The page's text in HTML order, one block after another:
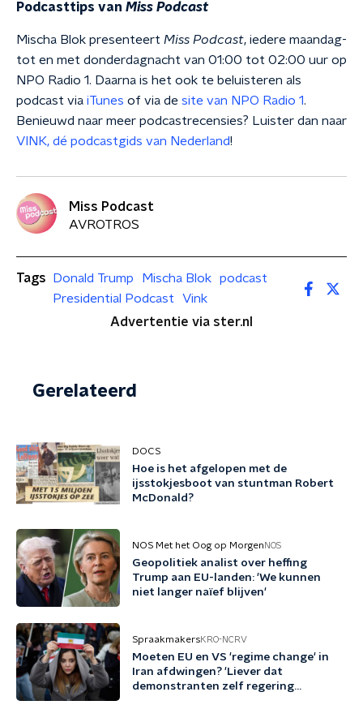
Podcasttips van Miss Podcast
Mischa Blok presenteert Miss Podcast, iedere maandag-
tot en met donderdagnacht van 01:00 tot 02:00 uur op
NPO Radio 1. Daarna is het ook te beluisteren als
podcast via iTunes of via de site van NPO Radio 1.
Benieuwd naar meer podcastrecensies? Luister dan naar
VINK, dé podcastgids van Nederland!
Miss Podcast
AVROTROS
Tags Donald Trump Mischa Blok
podcast
Presidential Podcast
Vink
Advertentie via ster.nl
Gerelateerd
DOCS
Hoe is het afgelopen met de
ijsstokjesboot van stuntman Robert
McDonald?
NOS Met het Oog op Morgen NOS
Geopolitiek analist over heffing
Trump aan EU-landen: 'We kunnen
niet langer naïef blijven'
SpraakmakersKRO-NCRV
Moeten EU en VS 'regime change' in
Iran afdwingen? 'Liever dat
demonstranten zelf regering